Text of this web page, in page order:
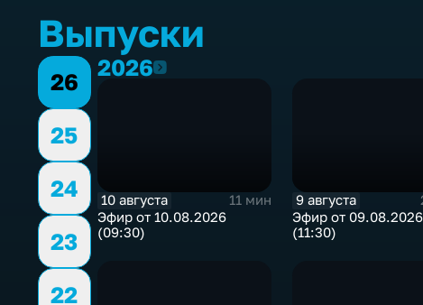
Выпуски
26
25
24
23
22
20262026
10 августа
11 мин
Эфир от 10.08.2026
(09:30)
9 августа
Эфир от 09.08.2026
(11:30)